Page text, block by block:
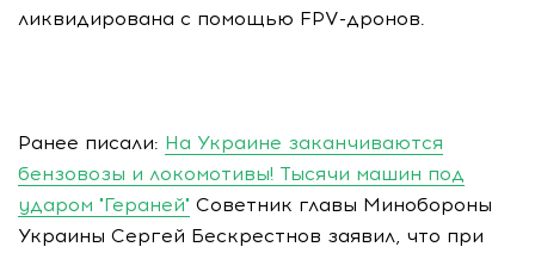
ликвидирована с помощью FPV-дронов.
Ранее писали: На Украине заканчиваются
бензовозы и локомотивы! Тысячи машин под
ударом "Гераней" Советник главы Минобороны
Украины Сергей Бескрестнов заявил, что при